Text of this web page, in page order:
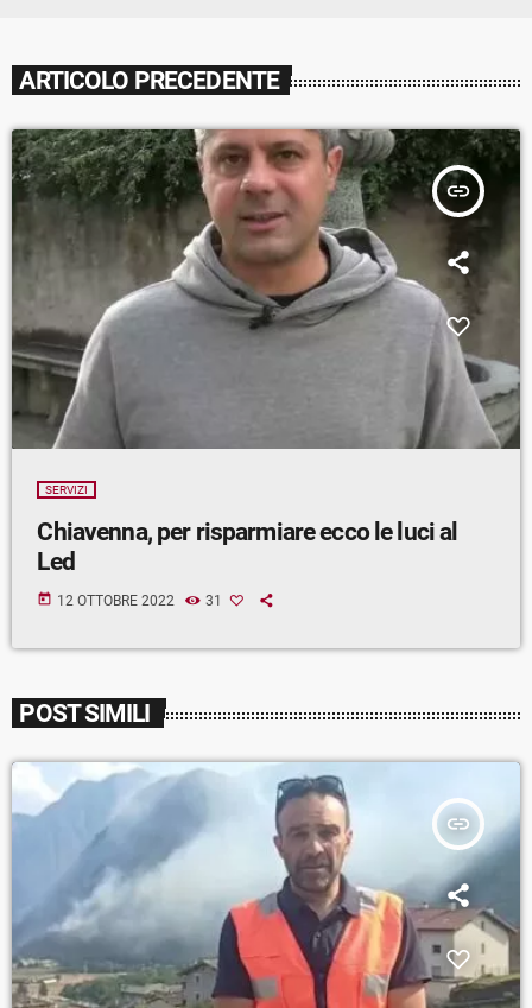
ARTICOLO PRECEDENTE
insert_link
SERVIZI
Chiavenna, per risparmiare ecco le luci al
Led
today 12 OTTOBRE 2022 31
POST SIMILI
insert_link